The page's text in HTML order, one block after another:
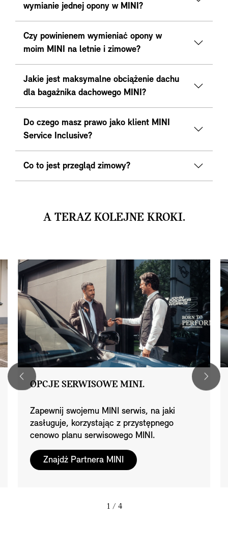
wymianie jednej opony w MINI?
Czy powinienem wymieniać opony w
moim MINI na letnie i zimowe?
Jakie jest maksymalne obciążenie dachu
dla bagażnika dachowego MINI?
Do czego masz prawo jako klient MINI
Service Inclusive?
Co to jest przegląd zimowy?
A TERAZ KOLEJNE KROKI.
OPCJE SERWISOWE MINI.
Zapewnij swojemu MINI serwis, na jaki
zasługuje, korzystając z przystępnego
cenowo planu serwisowego MINI.
Znajdź Partnera MINI
1 / 4